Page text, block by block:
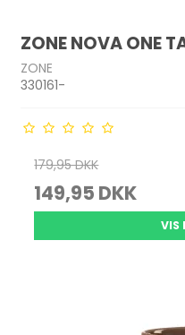
ZONE NOVA ONE
ZONE
330161-
179,95 DKK
149,95 DKK
VIS